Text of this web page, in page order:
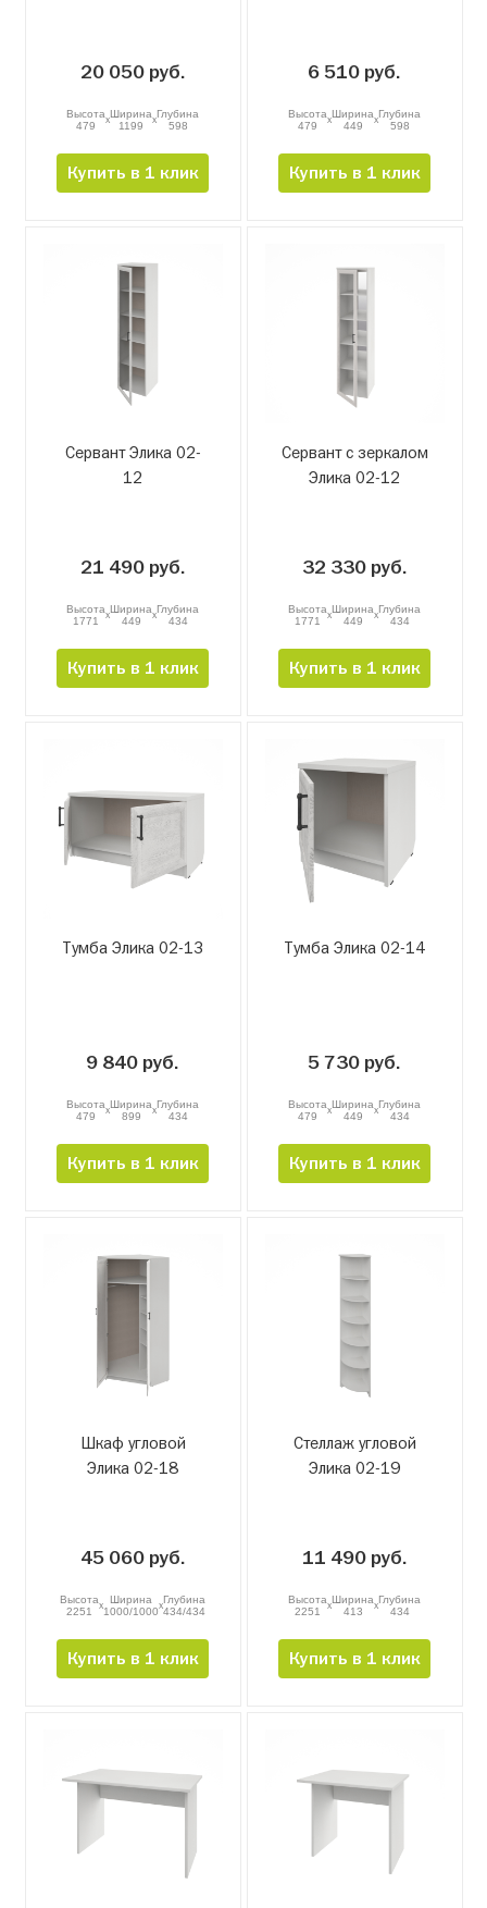
20 050 руб.
Высота
479
xШирина
1199
xГлубина
598
Купить в 1 клик
6 510 руб.
Высота
479
xШирина
449
xГлубина
598
Купить в 1 клик
Сервант Элика 02-
12
21 490 руб.
Высота
1771
xШирина
449
xГлубина
434
Купить в 1 клик
Сервант с зеркалом
Элика 02-12
32 330 руб.
Высота
1771
xШирина
449
xГлубина
434
Купить в 1 клик
Тумба Элика 02-13
9 840 руб.
Высота
479
xШирина
899
xГлубина
434
Купить в 1 клик
Тумба Элика 02-14
5 730 руб.
Высота
479
xШирина
449
xГлубина
434
Купить в 1 клик
Шкаф угловой
Элика 02-18
45 060 руб.
Высота
2251
x
Ширина
1000/1000xГлубина
434/434
Купить в 1 клик
Стеллаж угловой
Элика 02-19
11 490 руб.
Высота
2251
xШирина
413
xГлубина
434
Купить в 1 клик